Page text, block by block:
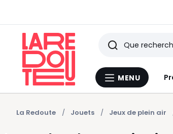
Menu
MENU
Rechercher
Derniers
articles
vus
La Redoute Jouets Jeux de plein air